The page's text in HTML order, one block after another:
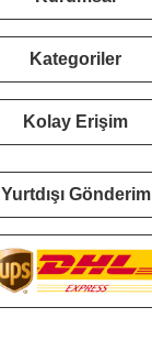
Kategoriler
Kolay Erişim
Yurtdışı Gönderim